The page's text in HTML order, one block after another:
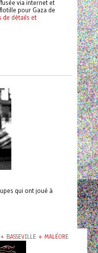
via internet et
pour Gaza de
de détails et
qui ont joué à
+ MALÉORE